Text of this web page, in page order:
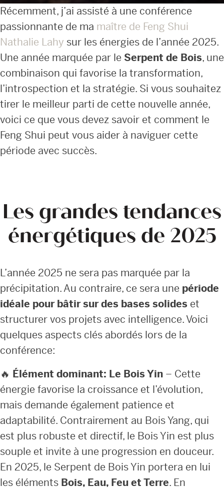
Récemment, j’ai assisté à une conférence
passionnante de ma maître de Feng Shui
Nathalie Lahy sur les énergies de l’année 2025.
Une année marquée par le Serpent de Bois, une
combinaison qui favorise la transformation,
l’introspection et la stratégie. Si vous souhaitez
tirer le meilleur parti de cette nouvelle année,
voici ce que vous devez savoir et comment le
Feng Shui peut vous aider à naviguer cette
période avec succès.
Les grandes tendances
énergétiques de 2025
L’année 2025 ne sera pas marquée par la
précipitation. Au contraire, ce sera une période
idéale pour bâtir sur des bases solides et
structurer vos projets avec intelligence. Voici
quelques aspects clés abordés lors de la
conférence:
🔥 Élément dominant: Le Bois Yin – Cette
énergie favorise la croissance et l’évolution,
mais demande également patience et
adaptabilité. Contrairement au Bois Yang, qui
est plus robuste et directif, le Bois Yin est plus
souple et invite à une progression en douceur.
En 2025, le Serpent de Bois Yin portera en lui
les éléments Bois, Eau, Feu et Terre. En